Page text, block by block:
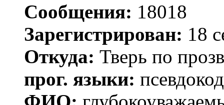
Сообщения: 18018
Зарегистрирован: 18
Откуда: Тверь по
прог. языки: